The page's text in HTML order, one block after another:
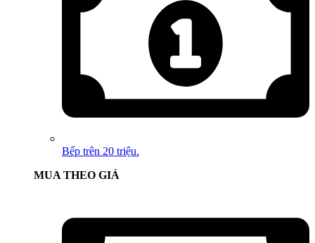
Bếp trên 20 triệu.
MUA THEO GIÁ